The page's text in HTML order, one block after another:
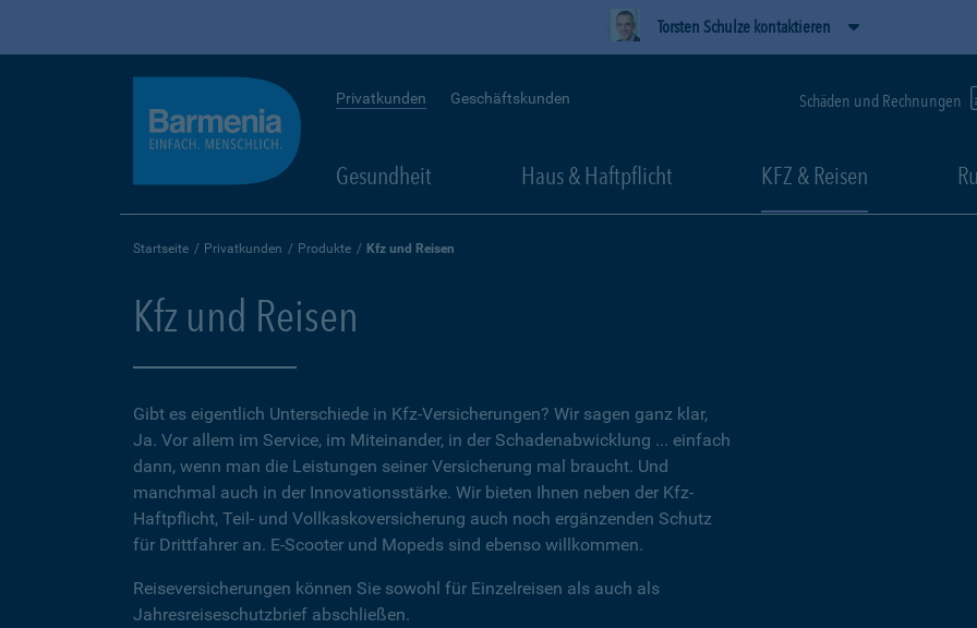
Torsten Schulze kontaktieren
Privatkunden Geschäftskunden Schäden und Rechnungen
Gesundheit Haus & Haftpflicht KFZ & Reisen
Startseite Privatkunden Produkte Kfz und Reisen
Kfz und Reisen
Gibt es eigentlich Unterschiede in Kfz-Versicherungen? Wir sagen ganz klar,
Ja. Vor allem im Service, im Miteinander, in der Schadenabwicklung ... einfach
dann, wenn man die Leistungen seiner Versicherung mal braucht. Und
manchmal auch in der Innovationsstärke. Wir bieten Ihnen neben der Kfz-
Haftpflicht, Teil- und Vollkaskoversicherung auch noch ergänzenden Schutz
für Drittfahrer an. E-Scooter und Mopeds sind ebenso willkommen.
Reiseversicherungen können Sie sowohl für Einzelreisen als auch als
Jahresreiseschutzbrief abschließen.